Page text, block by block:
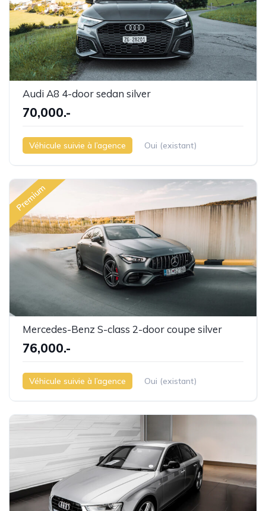
Audi A8 4-door sedan silver
70,000.-
Véhicule suivie à l’agence Oui (existant)
Premium
Mercedes-Benz S-class 2-door coupe silver
76,000.-
Véhicule suivie à l’agence Oui (existant)